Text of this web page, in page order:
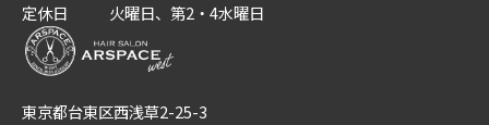
定休日
火曜日、第2・4水曜日
東京都台東区西浅草2-25-3